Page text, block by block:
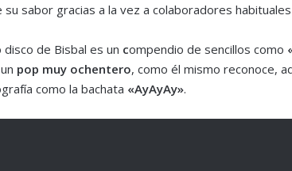
sabor gracias a la vez a colaboradores
de Bisbal es un compendio de sencillos como
pop muy ochentero, como él mismo reconoce,
como la bachata «AyAyAy».